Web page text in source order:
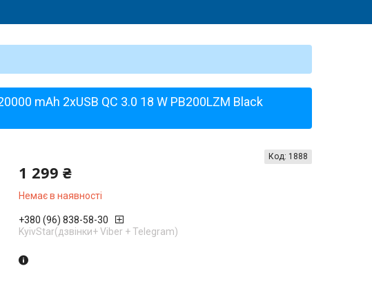
mAh 2xUSB QC 3.0 18 W PB200LZM Black
1 299 ₴
Немає в наявності
Код: 1888
+380 (96) 838-58-30
KyivStar(дзвінки+ Viber + Telegram)